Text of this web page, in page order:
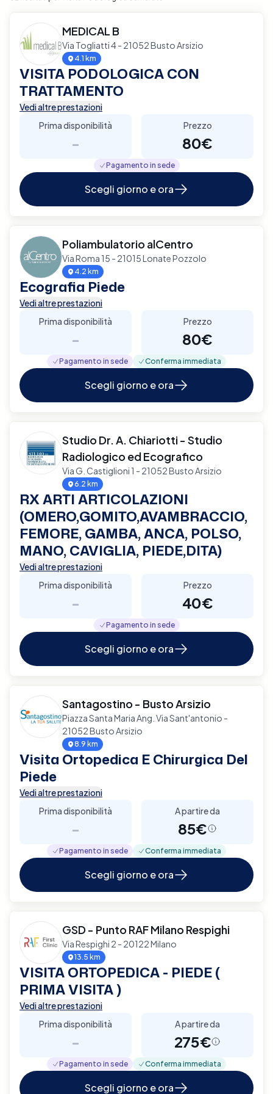
MEDICAL B
Via Togliatti 4 - 21052 Busto Arsizio
4.1 km
VISITA PODOLOGICA CON
TRATTAMENTO
Vedi altre prestazioni
Prima disponibilità
-
Prezzo
80€
Pagamento in sede
Scegli giorno e ora
Poliambulatorio alCentro
Via Roma 15 - 21015 Lonate Pozzolo
4.2 km
Ecografia Piede
Vedi altre prestazioni
Prima disponibilità
-
Prezzo
80€
Pagamento in sede Conferma immediata
Scegli giorno e ora
Studio Dr. A. Chiariotti - Studio
Radiologico ed Ecografico
Via G. Castiglioni 1 - 21052 Busto Arsizio
6.2 km
RX ARTI ARTICOLAZIONI
(OMERO,GOMITO,AVAMBRACCIO,
FEMORE, GAMBA, ANCA, POLSO,
MANO, CAVIGLIA, PIEDE,DITA)
Vedi altre prestazioni
Prima disponibilità
-
Prezzo
40€
Pagamento in sede
Scegli giorno e ora
Santagostino - Busto Arsizio
Piazza Santa Maria Ang. Via Sant'antonio -
21052 Busto Arsizio
8.9 km
Visita Ortopedica E Chirurgica Del
Piede
Vedi altre prestazioni
Prima disponibilità
-
A partire da
85€
Pagamento in sede Conferma immediata
Scegli giorno e ora
GSD - Punto RAF Milano Respighi
Via Respighi 2 - 20122 Milano
13.5 km
VISITA ORTOPEDICA - PIEDE (
PRIMA VISITA )
Vedi altre prestazioni
Prima disponibilità
-
A partire da
275€
Pagamento in sede Conferma immediata
Scegli giorno e ora